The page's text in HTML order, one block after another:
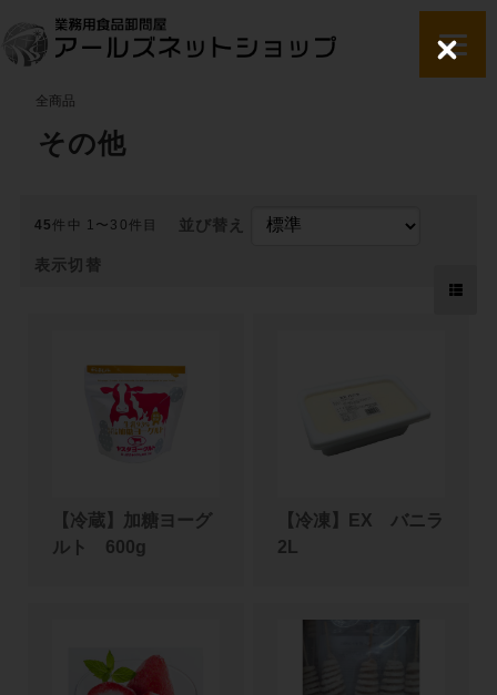
全商品
その他
45件中 1〜30件目 並び替え
表示切替
【冷蔵】加糖ヨーグ
ルト 600g
【冷凍】EX バニラ
2L
C
l